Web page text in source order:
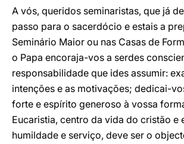
A vós, queridos seminaristas, que já
passo para o sacerdócio e estais a
Seminário Maior ou nas Casas de
o Papa encoraja-vos a serdes
responsabilidade que ides assumir:
intenções e as motivações; dedicai-
forte e espírito generoso à vossa
Eucaristia, centro da vida do cristão e
humildade e serviço, deve ser o